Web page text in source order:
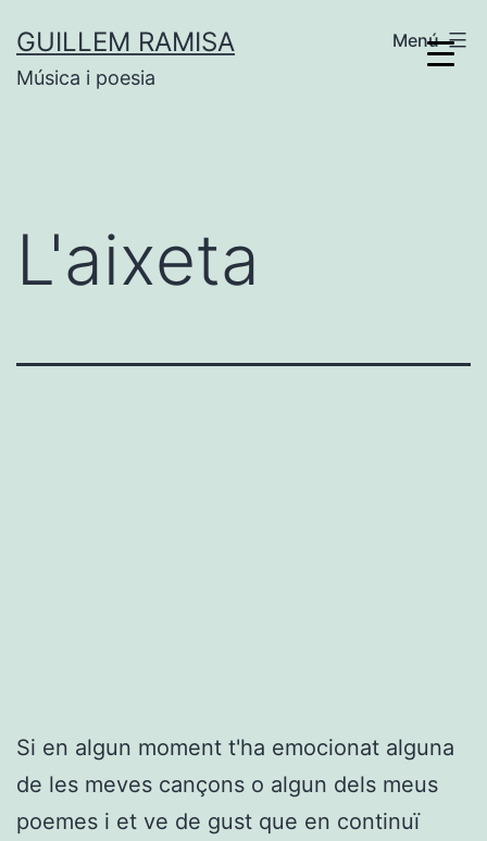
contingut
GUILLEM RAMISA
Música i poesia
Menú
L'aixeta
Si en algun moment t'ha emocionat alguna
de les meves cançons o algun dels meus
poemes i et ve de gust que en continuï